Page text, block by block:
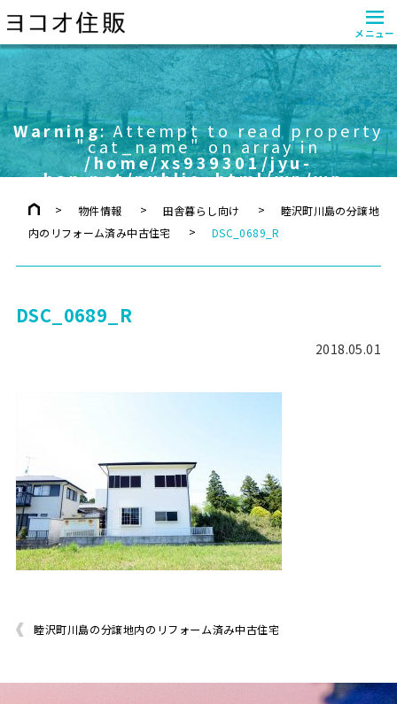
≡
メニュー
Warning: Attempt to read property
"cat_name" on array in
/home/xs939301/jyu-
han.net/public_html/wp/wp-
on line757
物件情報 田舎暮らし向け
睦沢町川島の分譲地
内のリフォーム済み中古住宅
DSC_0689_R
DSC_0689_R
2018.05.01
睦沢町川島の分譲地内のリフォーム済み中古住宅